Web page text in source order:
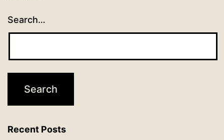
Search…
Recent Posts